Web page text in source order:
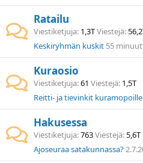
Ratailu
Viestiketjuja 1,3TViestejä
Keskiryhmän kuskit 55
Kuraosio
Viestiketjuja 61 Viestejä 1,5T
Reitti- ja tievinkit kuramopoille
Hakusessa
Viestiketjuja 763Viestejä 5,6T
Ajoseuraa satakunnassa?